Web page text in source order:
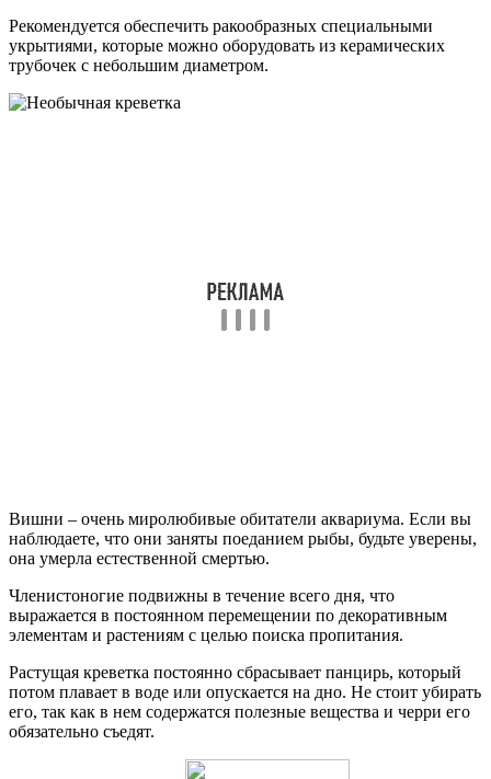
Рекомендуется обеспечить ракообразных специальными
укрытиями, которые можно оборудовать из керамических
трубочек с небольшим диаметром.
Вишни – очень миролюбивые обитатели аквариума. Если вы
наблюдаете, что они заняты поеданием рыбы, будьте уверены,
она умерла естественной смертью.
Членистоногие подвижны в течение всего дня, что
выражается в постоянном перемещении по декоративным
элементам и растениям с целью поиска пропитания.
Растущая креветка постоянно сбрасывает панцирь, который
потом плавает в воде или опускается на дно. Не стоит убирать
его, так как в нем содержатся полезные вещества и черри его
обязательно съедят.